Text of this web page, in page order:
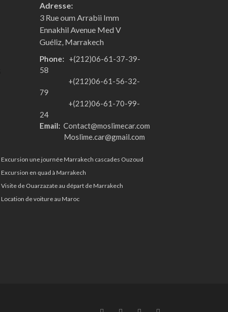
Adresse:
3 Rue oum Arrabii Imm
Ennakhil Avenue Med V
Guéliz, Marrakech
Phone:
+(212)06-61-37-39-
58
+(212)06-61-56-32-
79
+(212)06-61-70-99-
24
Email: Contact@moslimecar.com
Moslime.car@gmail.com
Excursion une journée Marrakech cascades Ouzoud
Excursion en quad à Marrakech
Visite de Ouarzazate au départ de Marrakech
Location de voiture au Maroc